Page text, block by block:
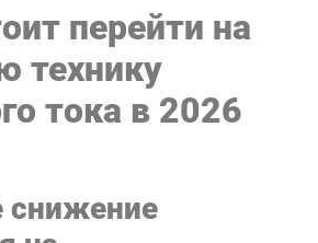
перейти на
тока в 2026
снижение